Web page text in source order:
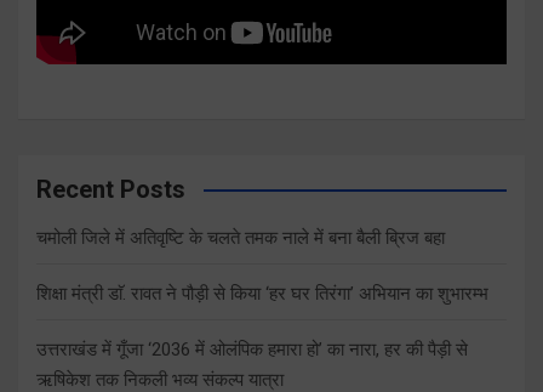
Recent Posts
चमोली जिले में अतिवृष्टि के चलते तमक नाले में बना बैली ब्रिज बहा
शिक्षा मंत्री डाॅ. रावत ने पौड़ी से किया ‘हर घर तिरंगा’ अभियान का शुभारम्भ
उत्तराखंड में गूँजा ‘2036 में ओलंपिक हमारा हो’ का नारा, हर की पैड़ी से
ऋषिकेश तक निकली भव्य संकल्प यात्रा